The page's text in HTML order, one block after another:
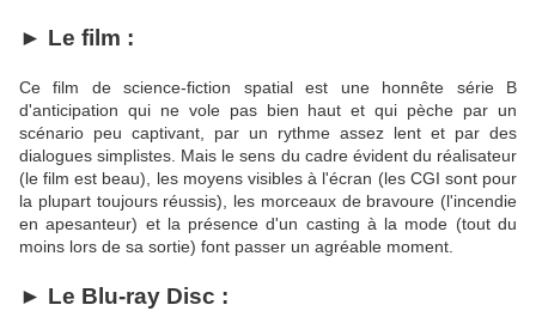
► Le film :
Ce film de science-fiction spatial est une honnête série B
d'anticipation qui ne vole pas bien haut et qui pèche par un
scénario peu captivant, par un rythme assez lent et par des
dialogues simplistes. Mais le sens du cadre évident du réalisateur
(le film est beau), les moyens visibles à l'écran (les CGI sont pour
la plupart toujours réussis), les morceaux de bravoure (l'incendie
en apesanteur) et la présence d'un casting à la mode (tout du
moins lors de sa sortie) font passer un agréable moment.
► Le Blu-ray Disc :